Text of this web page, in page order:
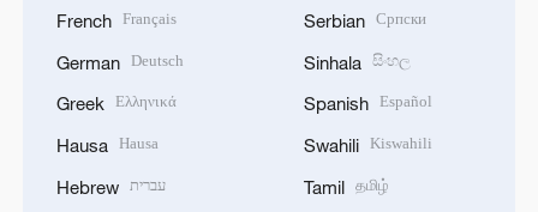
French Français
German Deutsch
Greek Ελληνικά
Hausa Hausa
Hebrew עברית
Serbian Српски
Sinhala සිංහල
Spanish Español
Swahili Kiswahili
Tamil தமிழ்